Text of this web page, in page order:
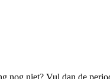
nog niet? Vul dan de